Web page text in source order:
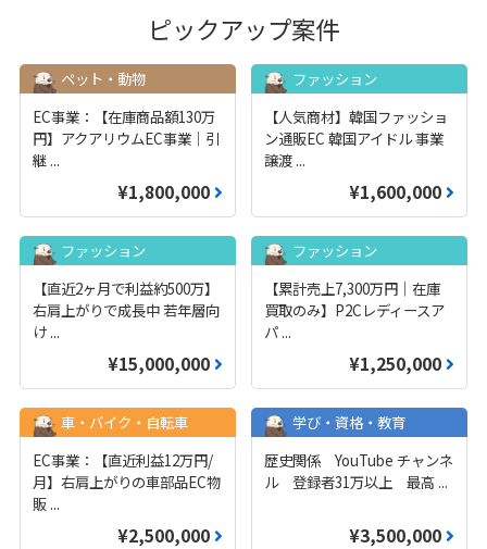
ピックアップ案件
ペット・動物
EC事業：【在庫商品額130万
円】アクアリウムEC事業｜引
継 ...
¥1,800,000
ファッション
【人気商材】韓国ファッショ
ン通販EC 韓国アイドル 事業
譲渡 ...
¥1,600,000
ファッション
【直近2ヶ月で利益約500万】
右肩上がりで成長中 若年層向
け...
¥15,000,000
ファッション
【累計売上7,300万円｜在庫
買取のみ】P2Cレディースア
パ ...
¥1,250,000
車・バイク・自転車
EC事業：【直近利益12万円/
月】右肩上がりの車部品EC物
販 ...
¥2,500,000
学び・資格・教育
歴史関係 YouTube チャンネ
ル 登録者31万以上 最高 ...
¥3,500,000